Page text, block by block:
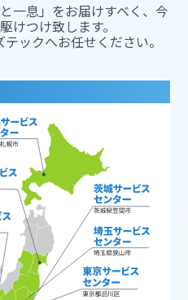
一息」をお届けすべく、今
けつけ致します。
ックへお任せください。